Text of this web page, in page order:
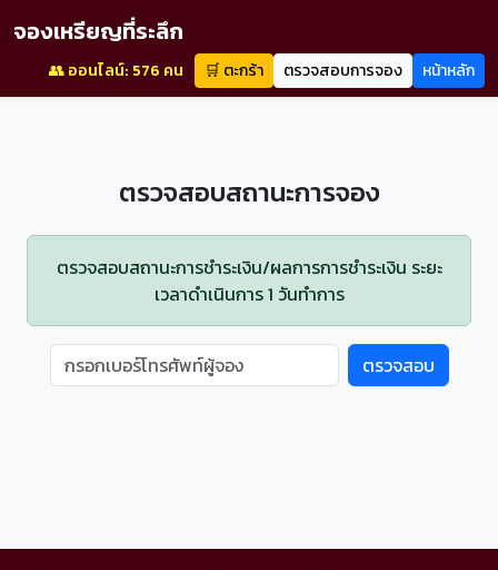
จองเหรียญที่ระลึก
👥 ออนไลน์: 576 คน 🛒 ตะกร้า ตรวจสอบการจอง หน้าหลัก
ตรวจสอบสถานะการจอง
ตรวจสอบสถานะการชำระเงิน/ผลการการชำระเงิน ระยะ
เวลาดำเนินการ 1 วันทำการ
ตรวจสอบ